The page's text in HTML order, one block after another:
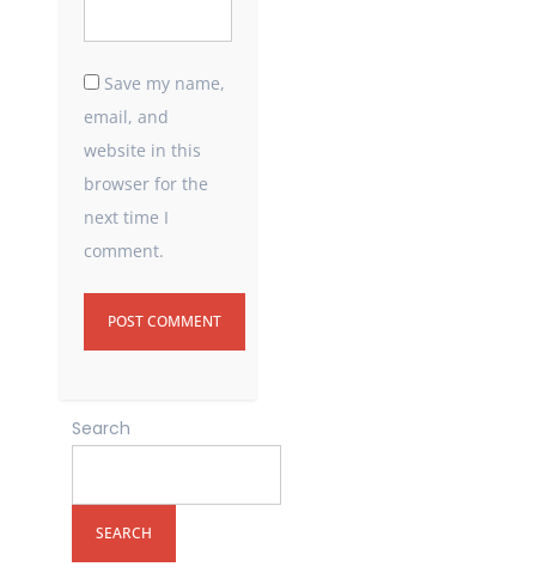
Save my name,
email, and
website in this
browser for the
next time I
comment.
Search
SEARCH